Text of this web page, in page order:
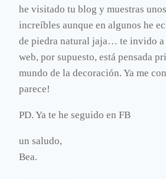
he visitado tu blog y muestras
increíbles aunque en algunos he
de piedra natural jaja… te invido a
web, por supuesto, está pensada
mundo de la decoración. Ya me
parece!
PD. Ya te he seguido en FB
un saludo,
Bea.